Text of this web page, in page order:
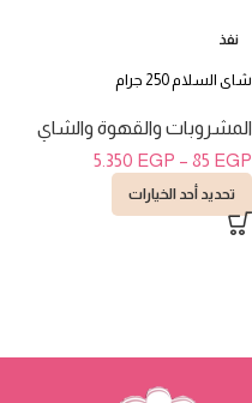
نفذ
شاى السلام 250 جرام
المشروبات والقهوة والشاي
85 EGP
–
5.350 EGP
تحديد أحد الخيارات